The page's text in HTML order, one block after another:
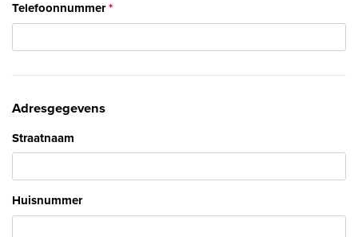
Telefoonnummer
Adresgegevens
Straatnaam
Huisnummer